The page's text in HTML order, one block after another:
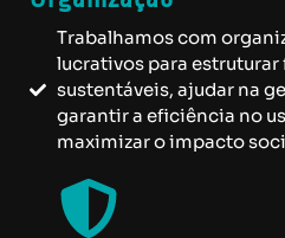
Trabalhamos com
lucrativos para
sustentáveis, ajudar na
garantir a eficiência no
maximizar o impacto